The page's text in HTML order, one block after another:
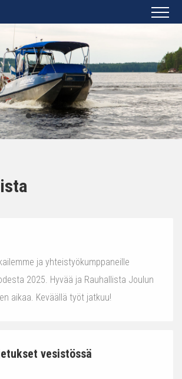
ja yhteistyökumppaneille
2025. Hyvää ja Rauhallista Joulun
aikaa. Keväällä työt jatkuu!
vesistössä